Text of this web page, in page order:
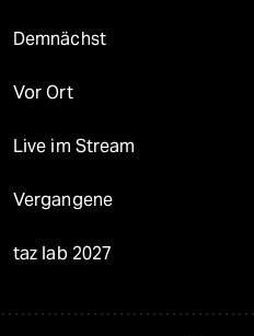
Demnächst
Vor Ort
Live im Stream
Vergangene
taz lab 2027